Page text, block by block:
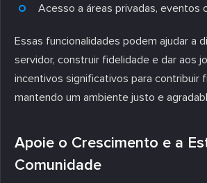
Acesso a áreas privadas, eventos
Essas funcionalidades podem ajudar a
servidor, construir fidelidade e dar aos
incentivos significativos para contribuir
mantendo um ambiente justo e
Apoie o Crescimento e a
Comunidade